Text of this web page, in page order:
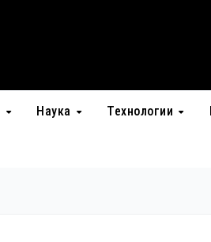
Наука Технологии